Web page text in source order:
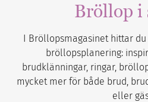
Bröllop i
I Bröllopsmagasinet hittar
bröllopsplanering:
brudklänningar, ringar,
mycket mer för både brud,
eller